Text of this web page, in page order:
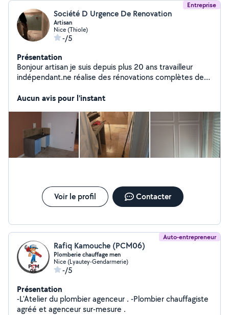
Entreprise
Société D Urgence De Renovation
Artisan
Nice (Thiole)
-/5
Présentation
Bonjour artisan je suis depuis plus 20 ans travailleur
indépendant.ne réalise des rénovations complètes de
maison clé en main.
Aucun avis pour l'instant
Voir le profil Contacter
Auto-entrepreneur
Rafiq Kamouche (PCM06)
Plomberie chauffage men
Nice (Lyautey-Gendarmerie)
-/5
Présentation
-L'Atelier du plombier agenceur . -Plombier chauffagiste
agréé et agenceur sur-mesure .